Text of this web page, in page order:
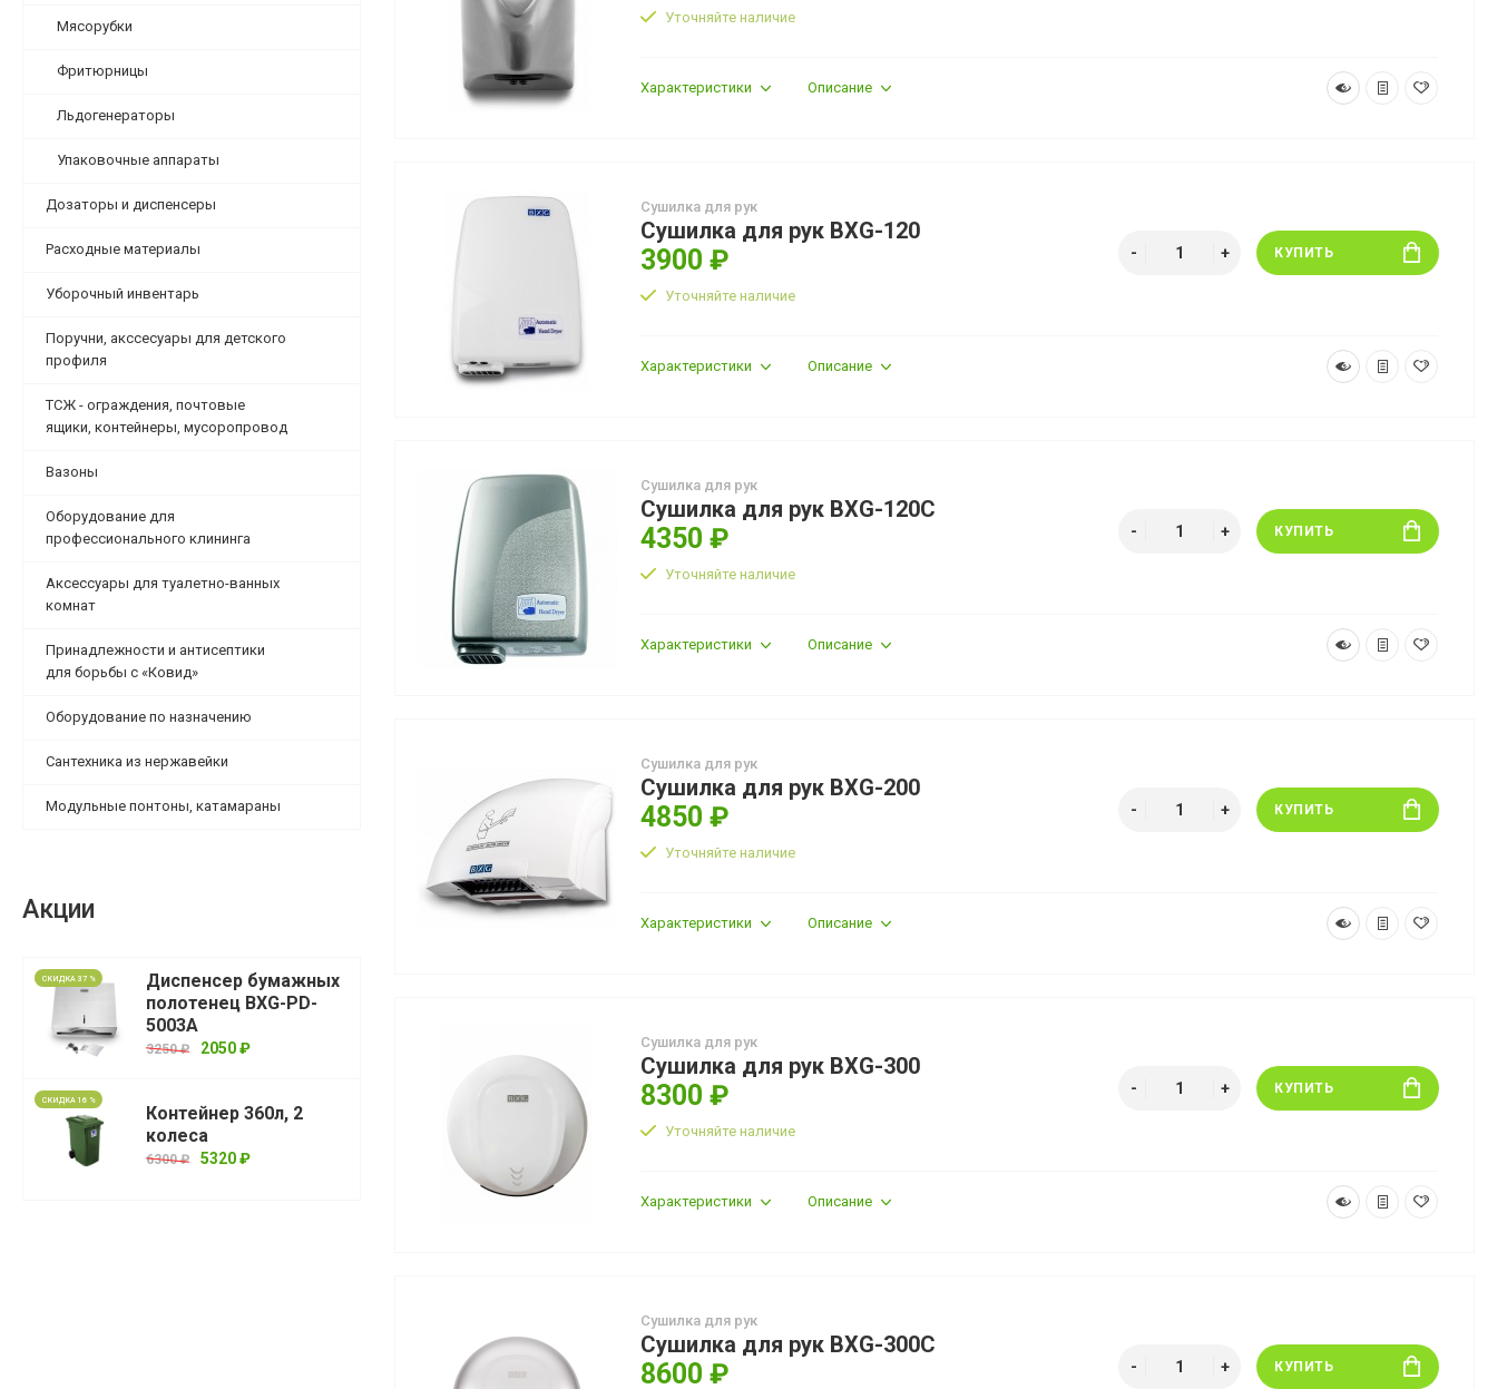
Мясорубки
Фритюрницы
Льдогенераторы
Упаковочные аппараты
Дозаторы и диспенсеры
Расходные материалы
Уборочный инвентарь
Поручни, акссесуары для детского
профиля
ТСЖ - ограждения, почтовые
ящики, контейнеры, мусоропровод
Вазоны
Оборудование для
профессионального клининга
Аксессуары для туалетно-ванных
комнат
Принадлежности и антисептики
для борьбы с «Ковид»
Оборудование по назначению
Сантехника из нержавейки
Модульные понтоны, катамараны
Акции
СКИДКА 37 %
Диспенсер бумажных
полотенец BXG-PD-
5003A
3250 ₽ 2050 ₽
СКИДКА 16 %
Контейнер 360л, 2
колеса
6300 ₽ 5320 ₽
Уточняйте наличие
Характеристики Описание
Сушилка для рук
Сушилка для рук BXG-120
3900 ₽
Уточняйте наличие
КУПИТЬ
Характеристики Описание
Сушилка для рук
Сушилка для рук BXG-120C
4350 ₽
Уточняйте наличие
КУПИТЬ
Характеристики Описание
Сушилка для рук
Сушилка для рук BXG-200
4850 ₽
Уточняйте наличие
КУПИТЬ
Характеристики Описание
Сушилка для рук
Сушилка для рук BXG-300
8300 ₽
Уточняйте наличие
КУПИТЬ
Характеристики Описание
Сушилка для рук
Сушилка для рук BXG-300C
8600 ₽ КУПИТЬ